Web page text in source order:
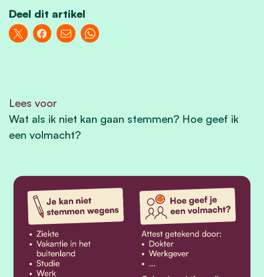
Deel dit artikel
Lees voor
Wat als ik niet kan gaan stemmen? Hoe geef ik
een volmacht?